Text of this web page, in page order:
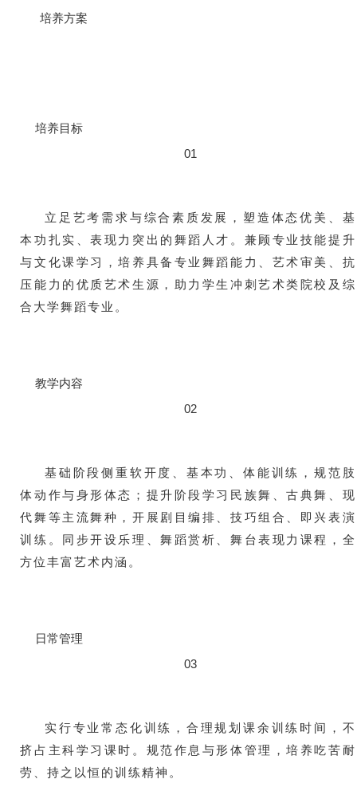
培养方案
培养目标
01
立足艺考需求与综合素质发展，塑造体态优美、基
本功扎实、表现力突出的舞蹈人才。兼顾专业技能提升
与文化课学习，培养具备专业舞蹈能力、艺术审美、抗
压能力的优质艺术生源，助力学生冲刺艺术类院校及综
合大学舞蹈专业。
教学内容
02
基础阶段侧重软开度、基本功、体能训练，规范肢
体动作与身形体态；提升阶段学习民族舞、古典舞、现
代舞等主流舞种，开展剧目编排、技巧组合、即兴表演
训练。同步开设乐理、舞蹈赏析、舞台表现力课程，全
方位丰富艺术内涵。
日常管理
03
实行专业常态化训练，合理规划课余训练时间，不
挤占主科学习课时。规范作息与形体管理，培养吃苦耐
劳、持之以恒的训练精神。